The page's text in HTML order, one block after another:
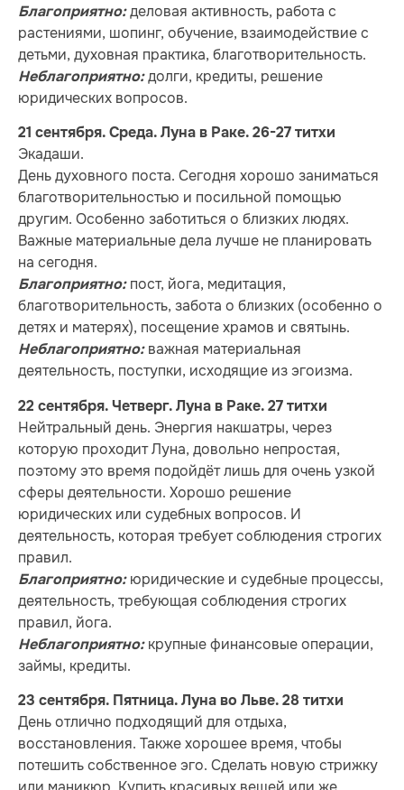
Благоприятно:деловая активность, работа с
растениями, шопинг, обучение, взаимодействие с
детьми, духовная практика, благотворительность.
Неблагоприятно:долги, кредиты, решение
юридических вопросов.
21 сентября. Среда. Луна в Раке. 26-27 титхи
Экадаши.
День духовного поста. Сегодня хорошо заниматься
благотворительностью и посильной помощью
другим. Особенно заботиться о близких людях.
Важные материальные дела лучше не планировать
на сегодня.
Благоприятно:пост, йога, медитация,
благотворительность, забота о близких (особенно о
детях и матерях), посещение храмов и святынь.
Неблагоприятно:важная материальная
деятельность, поступки, исходящие из эгоизма.
22 сентября. Четверг. Луна в Раке. 27 титхи
Нейтральный день. Энергия накшатры, через
которую проходит Луна, довольно непростая,
поэтому это время подойдёт лишь для очень узкой
сферы деятельности. Хорошо решение
юридических или судебных вопросов. И
деятельность, которая требует соблюдения строгих
правил.
Благоприятно: юридические и судебные процессы,
деятельность, требующая соблюдения строгих
правил, йога.
Неблагоприятно:крупные финансовые операции,
займы, кредиты.
23 сентября. Пятница. Луна во Льве. 28 титхи
День отлично подходящий для отдыха,
восстановления. Также хорошее время, чтобы
потешить собственное эго. Сделать новую стрижку